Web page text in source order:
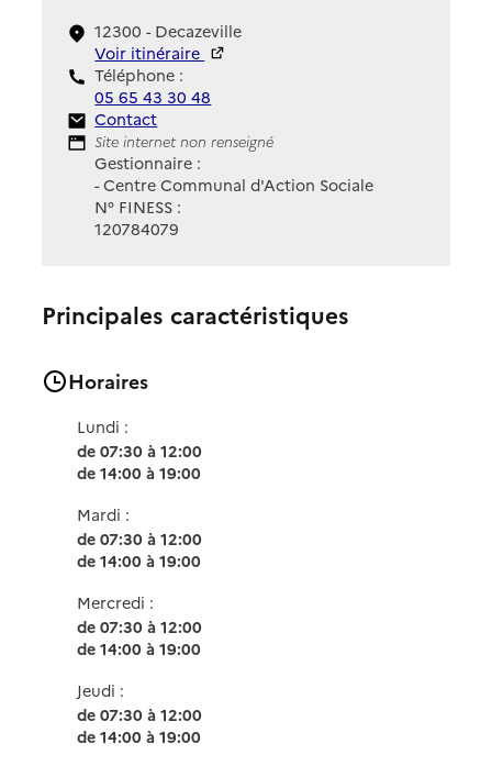
12300 - Decazeville
Voir itinéraire
Téléphone :
05 65 43 30 48
Contact
Contact
Site Internet
Site internet non renseigné
Gestionnaire :
- Centre Communal d'Action Sociale
N° FINESS :
120784079
Principales caractéristiques
Horaires
Lundi :
de 07:30 à 12:00
de 14:00 à 19:00
Mardi :
de 07:30 à 12:00
de 14:00 à 19:00
Mercredi :
de 07:30 à 12:00
de 14:00 à 19:00
Jeudi :
de 07:30 à 12:00
de 14:00 à 19:00